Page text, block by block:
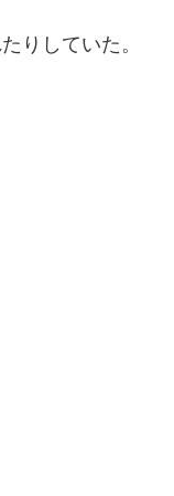
りしていた。